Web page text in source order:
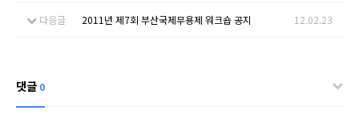
다음글 2011년 제7회 부산국제무용제 워크숍 공지 12.02.23
댓글 0